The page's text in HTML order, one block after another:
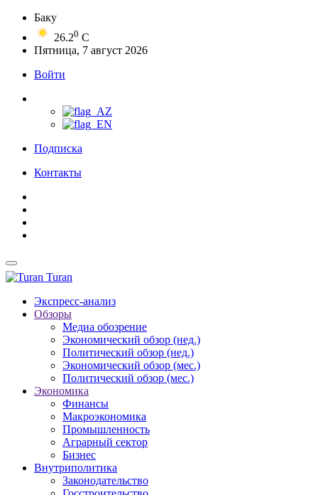
Баку
26.20 C
Пятница, 7 август 2026
Войти
Подписка
Контакты
Turan
Экспресс-анализ
Обзоры
Медиа обозрение
Экономический обзор (нед.)
Политический обзор (нед.)
Экономический обзор (мес.)
Политический обзор (мес.)
Экономика
Финансы
Макроэкономика
Промышленность
Аграрный сектор
Бизнес
Внутриполитика
Законодательство